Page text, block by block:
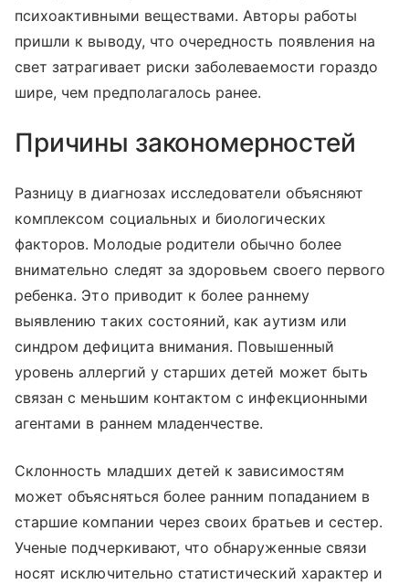
психоактивными веществами. Авторы работы
пришли к выводу, что очередность появления на
свет затрагивает риски заболеваемости гораздо
шире, чем предполагалось ранее.
Причины закономерностей
Разницу в диагнозах исследователи объясняют
комплексом социальных и биологических
факторов. Молодые родители обычно более
внимательно следят за здоровьем своего первого
ребенка. Это приводит к более раннему
выявлению таких состояний, как аутизм или
синдром дефицита внимания. Повышенный
уровень аллергий у старших детей может быть
связан с меньшим контактом с инфекционными
агентами в раннем младенчестве.
Склонность младших детей к зависимостям
может объясняться более ранним попаданием в
старшие компании через своих братьев и сестер.
Ученые подчеркивают, что обнаруженные связи
носят исключительно статистический характер и